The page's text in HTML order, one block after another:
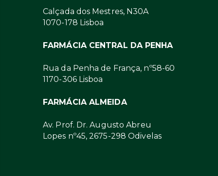
Calçada dos Mestres, N30A
1070-178 Lisboa
FARMÁCIA CENTRAL DA PENHA
Rua da Penha de França, nº58-60
1170-306 Lisboa
FARMÁCIA ALMEIDA
Av. Prof. Dr. Augusto Abreu
Lopes nº45, 2675-298 Odivelas